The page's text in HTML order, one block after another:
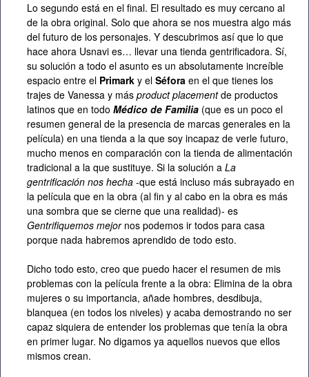
Lo segundo está en el final. El resultado es muy cercano al
de la obra original. Solo que ahora se nos muestra algo más
del futuro de los personajes. Y descubrimos así que lo que
hace ahora Usnavi es… llevar una tienda gentrificadora. Sí,
su solución a todo el asunto es un absolutamente increíble
espacio entre el Primark y el Séfora en el que tienes los
trajes de Vanessa y más product placementde productos
latinos que en todo Médico de Familia (que es un poco el
resumen general de la presencia de marcas generales en la
película) en una tienda a la que soy incapaz de verle futuro,
mucho menos en comparación con la tienda de alimentación
tradicional a la que sustituye. Si la solución a La
gentrificación nos hecha -que está incluso más subrayado en
la película que en la obra (al fin y al cabo en la obra es más
una sombra que se cierne que una realidad)- es
Gentrifiquemos mejornos podemos ir todos para casa
porque nada habremos aprendido de todo esto.
Dicho todo esto, creo que puedo hacer el resumen de mis
problemas con la película frente a la obra: Elimina de la obra
mujeres o su importancia, añade hombres, desdibuja,
blanquea (en todos los niveles) y acaba demostrando no ser
capaz siquiera de entender los problemas que tenía la obra
en primer lugar. No digamos ya aquellos nuevos que ellos
mismos crean.